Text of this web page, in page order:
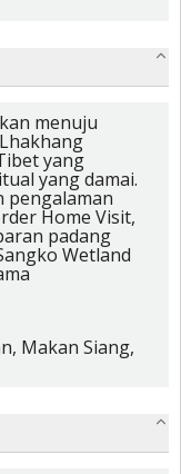
menuju
yang
yang damai.
pengalaman
Home Visit,
padang
Wetland
Makan Siang,